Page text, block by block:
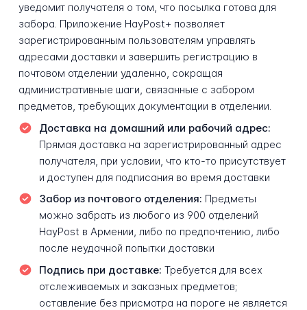
уведомит получателя о том, что посылка готова для
забора. Приложение HayPost+ позволяет
зарегистрированным пользователям управлять
адресами доставки и завершить регистрацию в
почтовом отделении удаленно, сокращая
административные шаги, связанные с забором
предметов, требующих документации в отделении.
Доставка на домашний или рабочий адрес:
Прямая доставка на зарегистрированный адрес
получателя, при условии, что кто-то присутствует
и доступен для подписания во время доставки
Забор из почтового отделения: Предметы
можно забрать из любого из 900 отделений
HayPost в Армении, либо по предпочтению, либо
после неудачной попытки доставки
Подпись при доставке: Требуется для всех
отслеживаемых и заказных предметов;
оставление без присмотра на пороге не является